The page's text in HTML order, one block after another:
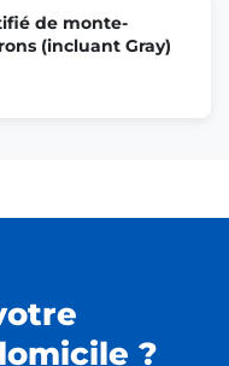
de monte-
(incluant Gray)
?